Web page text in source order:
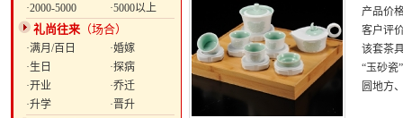
·2000-5000
·5000以上
礼尚往来 （场合）
·满月/百日
·婚嫁
·生日
·探病
·开业
·乔迁
·升学
·晋升
产品价
客户评
该套茶
“玉砂瓷
圆地方